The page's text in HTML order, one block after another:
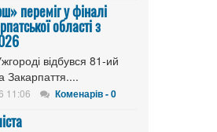
переміг у фіналі
області з
відбувся 81-ий
Закарпаття....
11:06 Коменарів - 0